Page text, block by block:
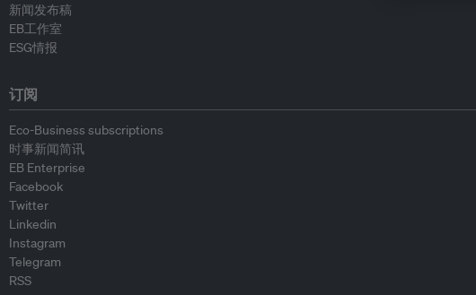
新闻发布稿
EB工作室
ESG情报
订阅
Eco-Business subscriptions
时事新闻简讯
EB Enterprise
Facebook
Twitter
Linkedin
Instagram
Telegram
RSS